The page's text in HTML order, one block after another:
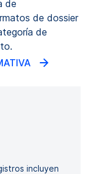
de
de dossier
de
incluyen